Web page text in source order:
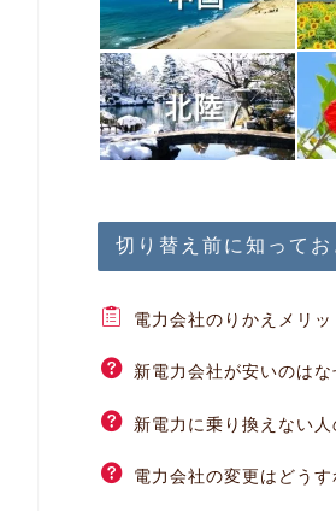
切り替え前に知ってお
電力会社のりかえメリッ
新電力会社が安いのはな
新電力に乗り換えない人
電力会社の変更はどうす